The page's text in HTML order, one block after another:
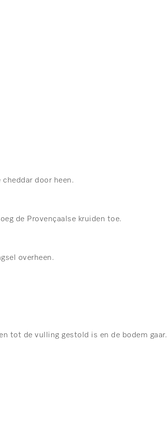
door heen.
de Provençaalse kruiden toe.
overheen.
tot de vulling gestold is en de bodem gaar.